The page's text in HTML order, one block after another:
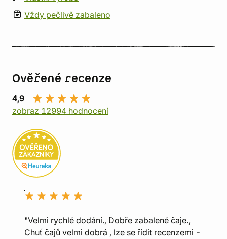
Vždy pečlivě zabaleno
Ověřené recenze
4,9
zobraz 12994 hodnocení
"Velmi rychlé dodání., Dobře zabalené čaje.,
Chuť čajů velmi dobrá , lze se řídit recenzemi -